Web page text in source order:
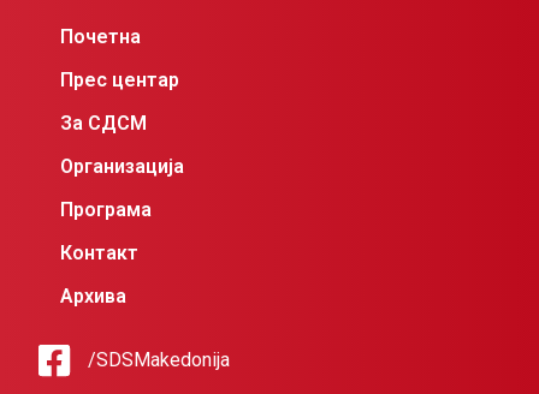
Почетна
Прес центар
За СДСМ
Организација
Програма
Контакт
Архива
/SDSMakedonija